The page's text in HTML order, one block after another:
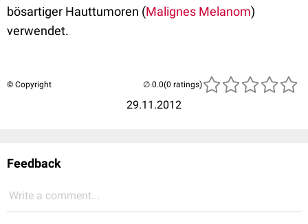
bösartiger Hauttumoren (Malignes Melanom)
verwendet.
© Copyright
29.11.2012
(0 ratings)
Feedback
Write a comment...